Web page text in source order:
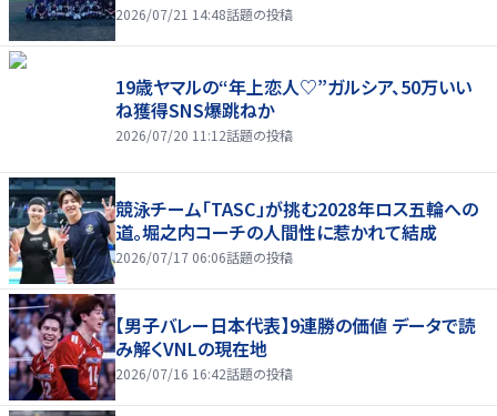
2026/07/21 14:48話題の投稿
19歳ヤマルの“年上恋人♡”ガルシア、50万いい
ね獲得SNS爆跳ねか
2026/07/20 11:12話題の投稿
競泳チーム「TASC」が挑む2028年ロス五輪への
道。堀之内コーチの人間性に惹かれて結成
2026/07/17 06:06話題の投稿
【男子バレー日本代表】9連勝の価値 データで読
み解くVNLの現在地
2026/07/16 16:42話題の投稿